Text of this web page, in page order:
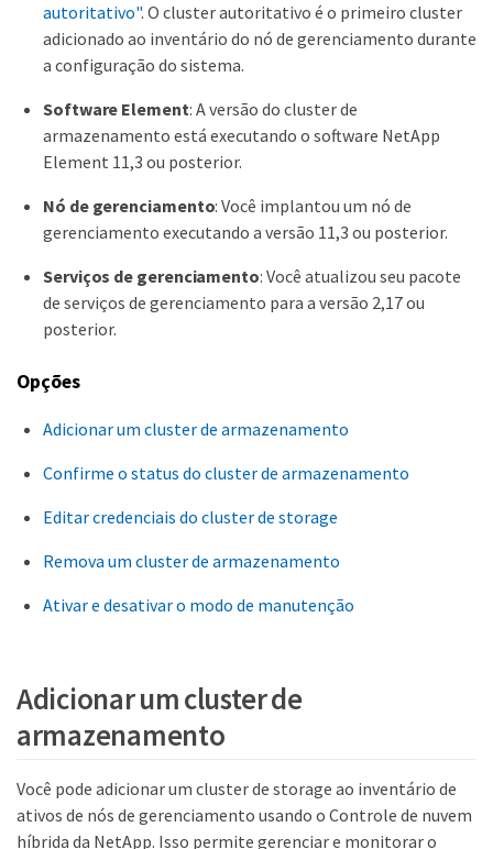
autoritativo". O cluster autoritativo é o primeiro cluster
adicionado ao inventário do nó de gerenciamento durante
a configuração do sistema.
Software Element: A versão do cluster de
armazenamento está executando o software NetApp
Element 11,3 ou posterior.
Nó de gerenciamento: Você implantou um nó de
gerenciamento executando a versão 11,3 ou posterior.
Serviços de gerenciamento: Você atualizou seu pacote
de serviços de gerenciamento para a versão 2,17 ou
posterior.
Opções
Adicionar um cluster de armazenamento
Confirme o status do cluster de armazenamento
Editar credenciais do cluster de storage
Remova um cluster de armazenamento
Ativar e desativar o modo de manutenção
Adicionar um cluster de
armazenamento
Você pode adicionar um cluster de storage ao inventário de
ativos de nós de gerenciamento usando o Controle de nuvem
híbrida da NetApp. Isso permite gerenciar e monitorar o